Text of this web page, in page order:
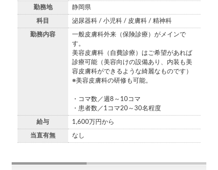
勤務地 静岡県
科目 泌尿器科 / 小児科 / 皮膚科 / 精神科
勤務内容
一般皮膚科外来（保険診療）がメインで
す。
美容皮膚科（自費診療）はご希望があれば
診療可能（美容向けの設備あり、内装も美
容皮膚科ができるような綺麗なものです）
※美容皮膚科の研修も可能。
・コマ数／週8～10コマ
・患者数／1コマ20～30名程度
給与 1,600万円から
当直有無 なし